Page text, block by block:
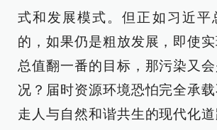
式和发展模式。但正如习近平
的，如果仍是粗放发展，即使
总值翻一番的目标，那污染又
况？届时资源环境恐怕完全承载
走人与自然和谐共生的现代化